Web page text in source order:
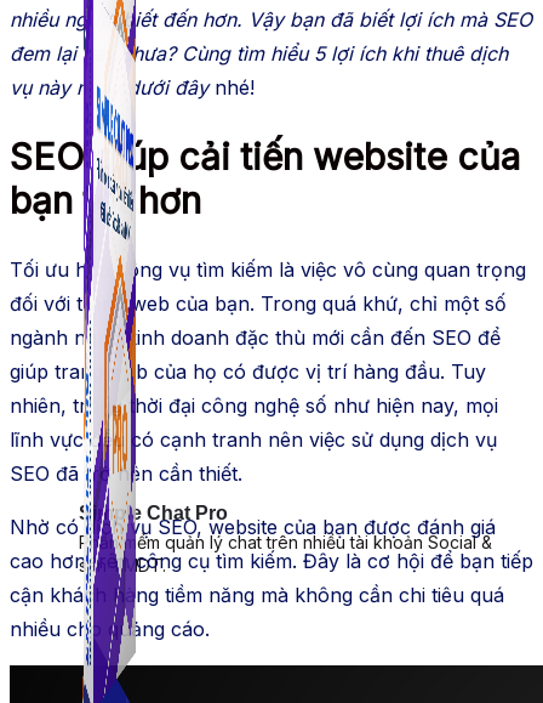
Simple Chat Pro
Phần mềm quản lý chat trên nhiều tài khoản Social &
sàn TMDT.
nhiều người biết đến hơn. Vậy bạn đã biết lợi ích mà SEO
đem lại hay chưa? Cùng tìm hiểu 5 lợi ích khi thuê dịch
vụ này ngay dưới đây nhé!
SEO giúp cải tiến website của
bạn tốt hơn
Tối ưu hóa công vụ tìm kiếm là việc vô cùng quan trọng
đối với trang web của bạn. Trong quá khứ, chỉ một số
ngành nghề kinh doanh đặc thù mới cần đến SEO để
giúp trang web của họ có được vị trí hàng đầu. Tuy
nhiên, trong thời đại công nghệ số như hiện nay, mọi
lĩnh vực đều có cạnh tranh nên việc sử dụng dịch vụ
SEO đã trở nên cần thiết.
Nhờ có dịch vụ SEO, website của bạn được đánh giá
cao hơn trên công cụ tìm kiếm. Đây là cơ hội để bạn tiếp
cận khách hàng tiềm năng mà không cần chi tiêu quá
nhiều cho quảng cáo.